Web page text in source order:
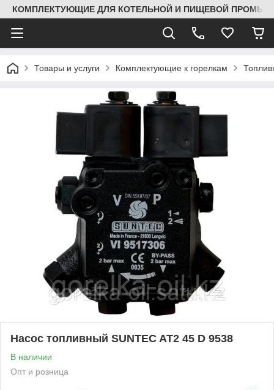
КОМПЛЕКТУЮЩИЕ ДЛЯ КОТЕЛЬНОЙ И ПИЩЕВОЙ
Товары и услуги Комплектующие к горелкам
Насос топливный SUNTEC AT2 45 D 9538
В наличии
Опт и розница